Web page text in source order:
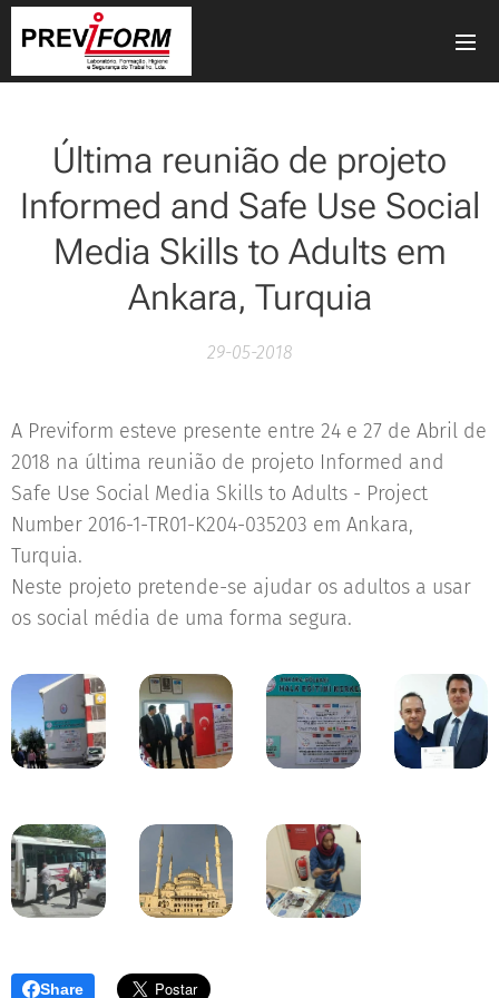
Última reunião de projeto
Informed and Safe Use Social
Media Skills to Adults em
Ankara, Turquia
29-05-2018
A Previform esteve presente entre 24 e 27 de Abril de
2018 na última reunião de projeto Informed and
Safe Use Social Media Skills to Adults - Project
Number 2016-1-TR01-K204-035203 em Ankara,
Turquia.
Neste projeto pretende-se ajudar os adultos a usar
os social média de uma forma segura.
Share